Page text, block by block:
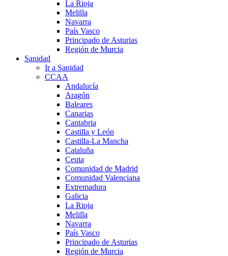
La Rioja
Melilla
Navarra
País Vasco
Principado de Asturias
Región de Murcia
Sanidad
Ir a Sanidad
CCAA
Andalucía
Aragón
Baleares
Canarias
Cantabria
Castilla y León
Castilla-La Mancha
Cataluña
Ceuta
Comunidad de Madrid
Comunidad Valenciana
Extremadura
Galicia
La Rioja
Melilla
Navarra
País Vasco
Principado de Asturias
Región de Murcia